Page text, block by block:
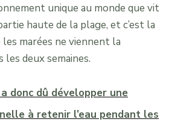
unique au monde que vit
haute de la plage, et c’est la
marées ne viennent la
deux semaines.
donc dû développer une
à retenir l’eau pendant les